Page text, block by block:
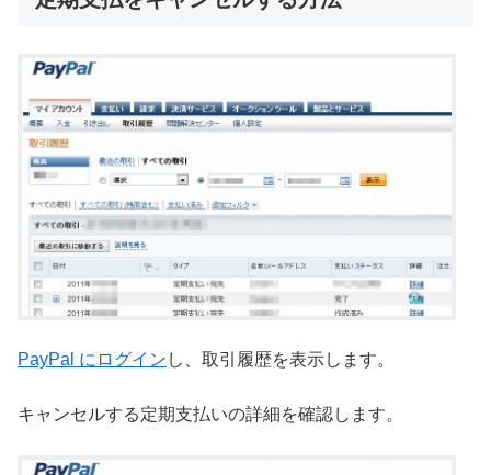
PayPal にログイン し、取引履歴を表示します。
キャンセルする定期支払いの詳細を確認します。